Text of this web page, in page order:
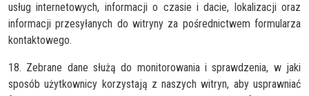
usług internetowych, informacji o czasie i dacie, lokalizacji oraz
informacji przesyłanych do witryny za pośrednictwem formularza
kontaktowego.
18. Zebrane dane służą do monitorowania i sprawdzenia, w jaki
sposób użytkownicy korzystają z naszych witryn, aby usprawniać